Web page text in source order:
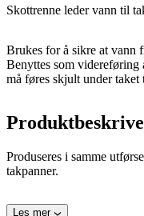
Skottrenne leder vann til
Brukes for å sikre at vann
Benyttes som videreføring
må føres skjult under
Produseres i samme
takpanner.
Les mer